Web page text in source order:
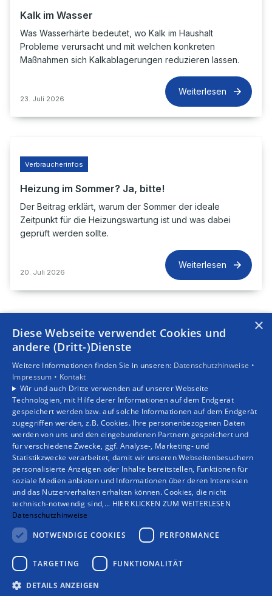
Kalk im Wasser
Was Wasserhärte bedeutet, wo Kalk im Haushalt
Probleme verursacht und mit welchen konkreten
Maßnahmen sich Kalkablagerungen reduzieren lassen.
23. Juli 2026
Weiterlesen
Verbraucherinfos
Heizung im Sommer? Ja, bitte!
Der Beitrag erklärt, warum der Sommer der ideale
Zeitpunkt für die Heizungswartung ist und was dabei
geprüft werden sollte.
20. Juli 2026
Weiterlesen
Bad Komfort & Hygiene Tipps & Tricks
Vor dem Urlaub Wasser laufen lassen?
Der Beitrag erklärt, warum man nach längerer
Abwesenheit die Wasserleitungen durchspülen sollte und
wie man Legionellenrisiken einfach reduziert.
16. Juli 2026
Weiterlesen
Verbraucherinfos
Warum 18 Grad im Sommer keine gute Idee sind
Temperaturdifferenz beim Klimatisieren gesundheitlich
und energetisch ungünstig ist, und gibt konkrete Tipps
×
Diese Webseite verwendet Cookies und
andere (Dritt-)Dienste
Weitere Informationen finden Sie in unseren: Datenschutzhinweise •
Impressum • Kontakt
Wir und auch Dritte verwenden auf unserer Webseite
Technologien, mit Hilfe derer Informationen auf dem Endgerät
gespeichert werden bzw. auf solche Informationen auf dem Endgerät
zugegriffen werden, z.B. Cookies. Ihre personenbezogenen Daten
werden von uns und den eingebundenen Partnern gespeichert und
für verschiedene Zwecke, ggf. Analyse-, Marketing- und
Statistikzwecke verarbeitet, damit wir unseren Webseitenbesuchern
personalisierte Anzeigen oder Inhalte bereitstellen, Funktionen für
soziale Medien anbieten und Informationen über deren Interessen
und das Nutzerverhalten erhalten können. Cookies, die nicht
technisch-notwendig sind,... HIER KLICKEN ZUM WEITERLESEN
Datenschutzhinweise
NOTWENDIGE COOKIES
PERFORMANCE
TARGETING FUNKTIONALITÄT
DETAILS ANZEIGEN